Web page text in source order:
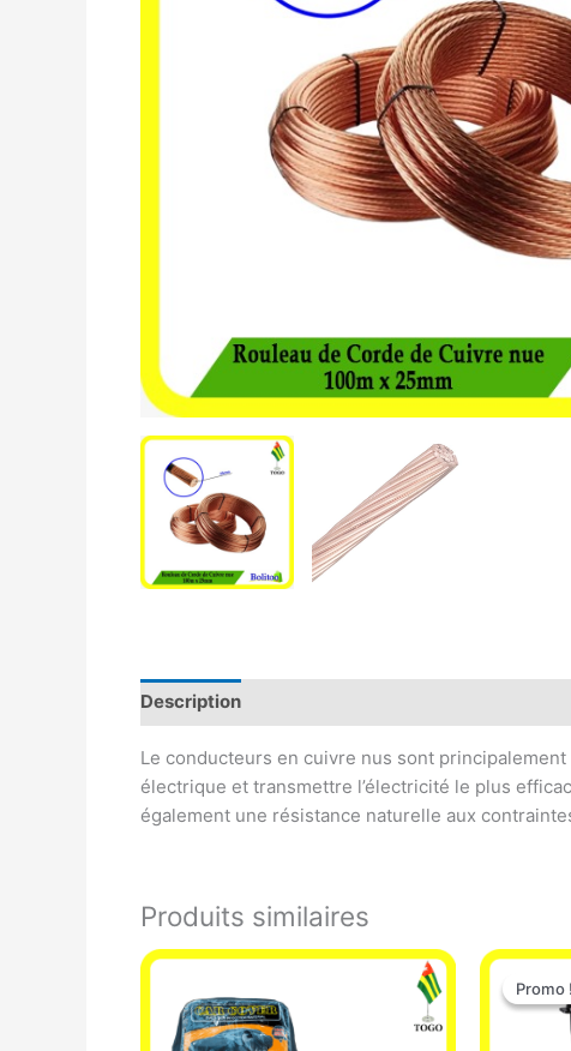
Description
Le conducteurs en cuivre nus sont
électrique et transmettre l’électricité le plus
également une résistance naturelle aux
Produits similaires
Promo !
Promo !